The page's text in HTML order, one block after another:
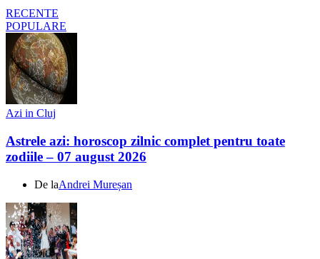
RECENTE
POPULARE
Azi in Cluj
Astrele azi: horoscop zilnic complet pentru toate
zodiile – 07 august 2026
De laAndrei Mureșan